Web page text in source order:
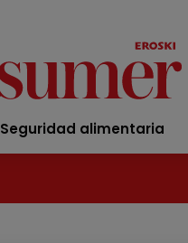
Seguridad alimentaria